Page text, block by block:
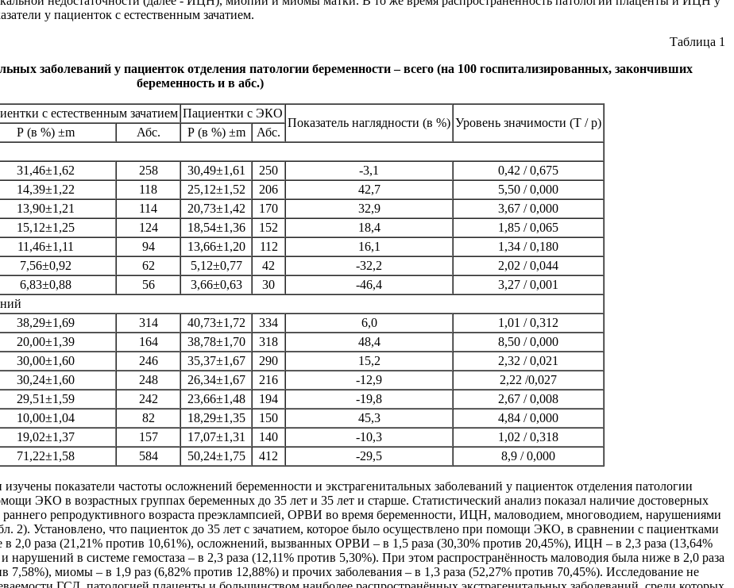
у пациенток с естественным зачатием.
Таблица 1
заболеваний у пациенток отделения патологии беременности – всего (на 100 госпитализированных, закончивших
беременность и в абс.)
с естественным зачатием Пациентки с ЭКО
Показатель наглядности (в %) Уровень значимости (T / p)
Р (в %) ±m Абс. Р (в %) ±m
Абс.
31,46±1,62 258 30,49±1,61 250 -3,1
0,42 / 0,675
14,39±1,22 118 25,12±1,52 206 42,7
5,50 / 0,000
13,90±1,21 114 20,73±1,42 170 32,9
3,67 / 0,000
15,12±1,25 124 18,54±1,36 152 18,4
1,85 / 0,065
11,46±1,11 94 13,66±1,20 112 16,1
1,34 / 0,180
7,56±0,92 62 5,12±0,77 42 -32,2
2,02 / 0,044
6,83±0,88 56 3,66±0,63 30 -46,4
3,27 / 0,001
38,29±1,69 314 40,73±1,72 334 6,0
1,01 / 0,312
20,00±1,39 164 38,78±1,70 318 48,4
8,50 / 0,000
30,00±1,60 246 35,37±1,67 290 15,2
2,32 / 0,021
30,24±1,60 248 26,34±1,67 216 -12,9
2,22 /0,027
29,51±1,59 242 23,66±1,48 194 -19,8
2,67 / 0,008
10,00±1,04 82 18,29±1,35 150 45,3
4,84 / 0,000
19,02±1,37 157 17,07±1,31 140 -10,3
1,02 / 0,318
71,22±1,58 584 50,24±1,75 412 -29,5 8,9 / 0,000
показатели частоты осложнений беременности и экстрагенитальных заболеваний у пациенток отделения патологии
ЭКО в возрастных группах беременных до 35 лет и 35 лет и старше. Статистический анализ показал наличие достоверных
раннего репродуктивного возраста преэклампсией, ОРВИ во время беременности, ИЦН, маловодием, многоводием, нарушениями
2). Установлено, что пациенток до 35 лет с зачатием, которое было осуществлено при помощи ЭКО, в сравнении с пациентками
в 2,0 раза (21,21% против 10,61%), осложнений, вызванных ОРВИ – в 1,5 раза (30,30% против 20,45%), ИЦН – в 2,3 раза (13,64%
в системе гемостаза – в 2,3 раза (12,11% против 5,30%). При этом распространённость маловодия была ниже в 2,0 раза
7,58%), миомы – в 1,9 раз (6,82% против 12,88%) и прочих заболевания – в 1,3 раза (52,27% против 70,45%). Исследование не